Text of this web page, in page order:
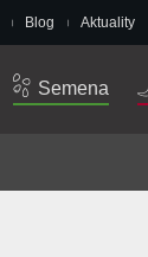
Blog Aktuality
Semena